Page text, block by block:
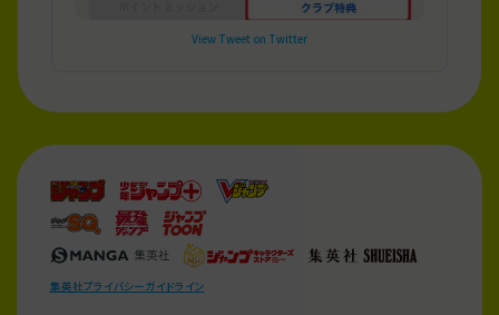
View Tweet on Twitter
#ジャンプフェスタ2026#ジャンプスーパーステージ#ジ
決定！ 詳しくはJF2026公式サイトをチェック！
https://t.co/GREP3Fj1z3
View Tweet on Twitter
集英社プライバシーガイドライン